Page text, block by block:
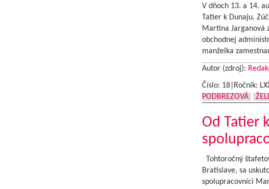
V dňoch 13. a 14.
Tatier k Dunaju.
Martina Jarganová
obchodnej
manželka
Autor (zdroj):
Číslo: 18|Ročník:
PODBREZOVÁ
Od Tatier
Tohtoročný
Bratislave, sa
spolupracovníci